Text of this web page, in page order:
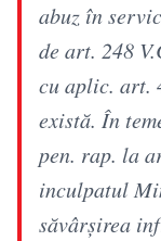
abuz în
de art. 248
cu aplic. art.
există. În
pen. rap. la
inculpatul
săvârşirea